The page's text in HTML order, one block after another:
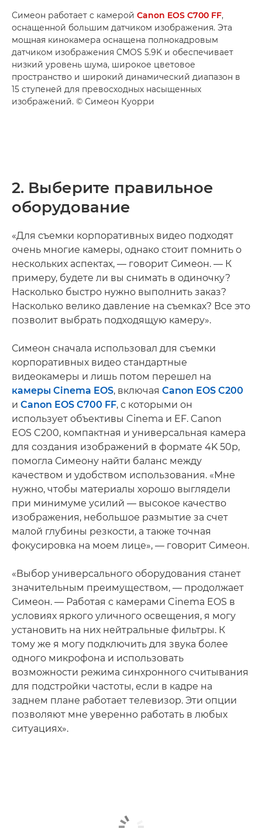
Симеон работает с камерой Canon EOS C700 FF,
оснащенной большим датчиком изображения. Эта
мощная кинокамера оснащена полнокадровым
датчиком изображения CMOS 5.9K и обеспечивает
низкий уровень шума, широкое цветовое
пространство и широкий динамический диапазон в
15 ступеней для превосходных насыщенных
изображений. © Симеон Куорри
2. Выберите правильное
оборудование
«Для съемки корпоративных видео подходят
очень многие камеры, однако стоит помнить о
нескольких аспектах, — говорит Симеон. — К
примеру, будете ли вы снимать в одиночку?
Насколько быстро нужно выполнить заказ?
Насколько велико давление на съемках? Все это
позволит выбрать подходящую камеру».
Симеон сначала использовал для съемки
корпоративных видео стандартные
видеокамеры и лишь потом перешел на
камеры Cinema EOS, включая Canon EOS C200
и Canon EOS C700 FF, с которыми он
использует объективы Cinema и EF. Canon
EOS C200, компактная и универсальная камера
для создания изображений в формате 4K 50p,
помогла Симеону найти баланс между
качеством и удобством использования. «Мне
нужно, чтобы материалы хорошо выглядели
при минимуме усилий — высокое качество
изображения, небольшое размытие за счет
малой глубины резкости, а также точная
фокусировка на моем лице», — говорит Симеон.
«Выбор универсального оборудования станет
значительным преимуществом, — продолжает
Симеон. — Работая с камерами Cinema EOS в
условиях яркого уличного освещения, я могу
установить на них нейтральные фильтры. К
тому же я могу подключить для звука более
одного микрофона и использовать
возможности режима синхронного считывания
для подстройки частоты, если в кадре на
заднем плане работает телевизор. Эти опции
позволяют мне уверенно работать в любых
ситуациях».